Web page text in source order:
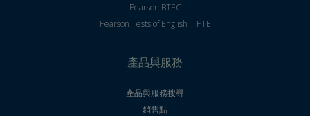
Pearson BTEC
Pearson Tests of English | PTE
產品與服務
產品與服務搜尋
銷售點